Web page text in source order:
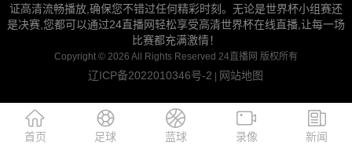
证高清流畅播放,确保您不错过任何精彩时刻。无论是世界杯小组赛还
是决赛,您都可以通过24直播网轻松享受高清世界杯在线直播,让每一场
比赛都充满激情！
Copyright © 2026 All Rights Reserved 24直播网 版权所有
辽ICP备2022010346号-2 | 网站地图
首页 足球 蓝球 录像 新闻